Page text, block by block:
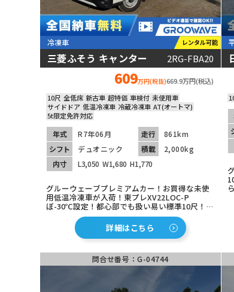
冷凍車 レンタル可能
三菱ふそう キャンター 2RG-FBA20
609万円(税抜)669.9万円(税込)
10尺 全低床 新古車 超特価 車検付 未使用車
サイドドア 低温冷凍車 冷蔵冷凍車 AT(オートマ)
5t限定免許対応
年式 R7年06月 走行
861km
シフト
デュオニック 積載
2,000kg
内寸
L3,050 W1,680 H1,770
グルーウェーブプレミアムカー！お買得な未使
用低温冷凍車が入荷！東プレXV22LOC-P
ぼ-30℃設定！都心部でも扱い易い標準10尺！全
低床！運転楽々デュオニック(2ペダル)！デジタ
ルメーター！ナビ＆ETC＆バックカメラ等装備
充実です！ 詳細はこちら
動画あり
問合せ番号：G-04744